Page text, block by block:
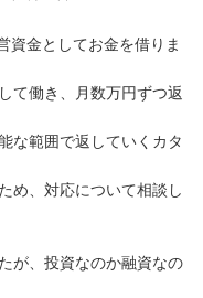
資金としてお金を借りま
て働き、月数万円ずつ返
な範囲で返していくカタ
め、対応について相談し
が、投資なのか融資なの